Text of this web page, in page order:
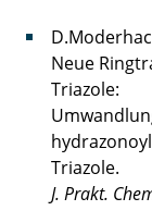
Neue
Triazole:
Triazole.
J. Prakt.